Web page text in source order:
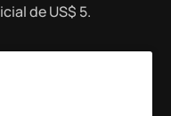
de US$ 5.